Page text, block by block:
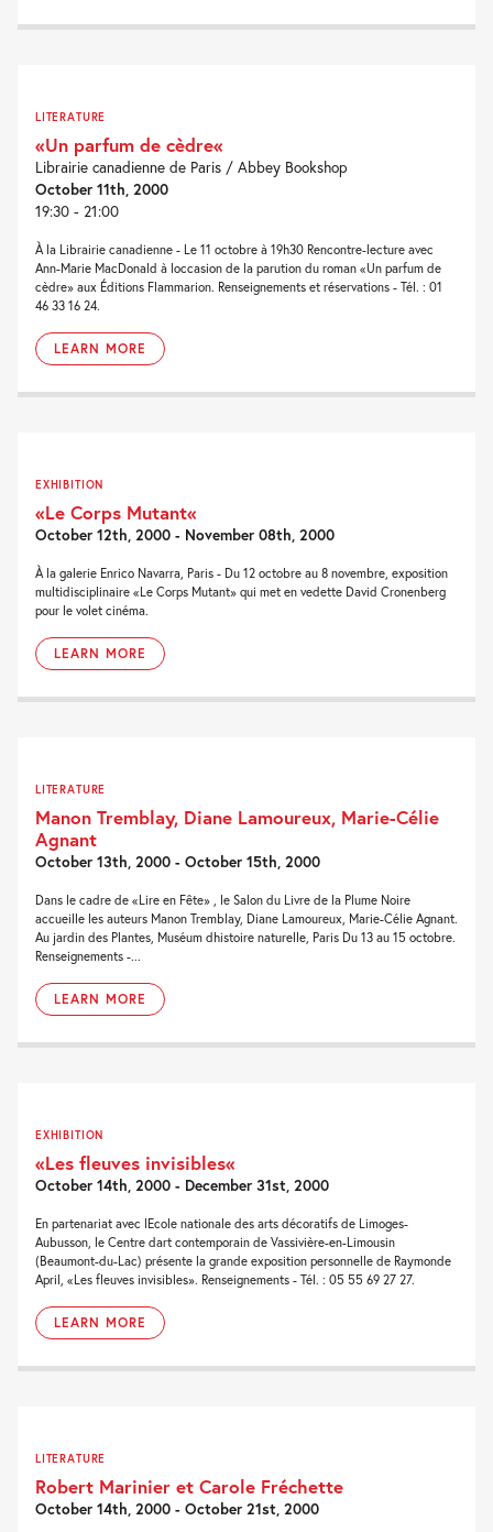
LITERATURE
«Un parfum de cèdre«
Librairie canadienne de Paris / Abbey Bookshop
October 11th, 2000
19:30 - 21:00
À la Librairie canadienne - Le 11 octobre à 19h30 Rencontre-lecture avec
Ann-Marie MacDonald à loccasion de la parution du roman «Un parfum de
cèdre» aux Éditions Flammarion. Renseignements et réservations - Tél. : 01
46 33 16 24.
LEARN MORE
EXHIBITION
«Le Corps Mutant«
October 12th, 2000 - November 08th, 2000
À la galerie Enrico Navarra, Paris - Du 12 octobre au 8 novembre, exposition
multidisciplinaire «Le Corps Mutant» qui met en vedette David Cronenberg
pour le volet cinéma.
LEARN MORE
LITERATURE
Manon Tremblay, Diane Lamoureux, Marie-Célie
Agnant
October 13th, 2000 - October 15th, 2000
Dans le cadre de «Lire en Fête» , le Salon du Livre de la Plume Noire
accueille les auteurs Manon Tremblay, Diane Lamoureux, Marie-Célie Agnant.
Au jardin des Plantes, Muséum dhistoire naturelle, Paris Du 13 au 15 octobre.
Renseignements -...
LEARN MORE
EXHIBITION
«Les fleuves invisibles«
October 14th, 2000 - December 31st, 2000
En partenariat avec lEcole nationale des arts décoratifs de Limoges-
Aubusson, le Centre dart contemporain de Vassivière-en-Limousin
(Beaumont-du-Lac) présente la grande exposition personnelle de Raymonde
April, «Les fleuves invisibles». Renseignements - Tél. : 05 55 69 27 27.
LEARN MORE
LITERATURE
Robert Marinier et Carole Fréchette
October 14th, 2000 - October 21st, 2000